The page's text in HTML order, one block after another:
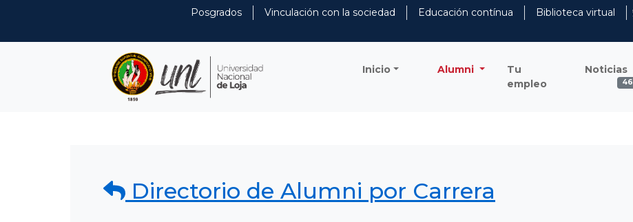
Posgrados Vinculación con la sociedad Educación contínua
Biblioteca virtual
Inicio Alumni
Tu
empleo
Noticias
46
Directorio de Alumni por Carrera